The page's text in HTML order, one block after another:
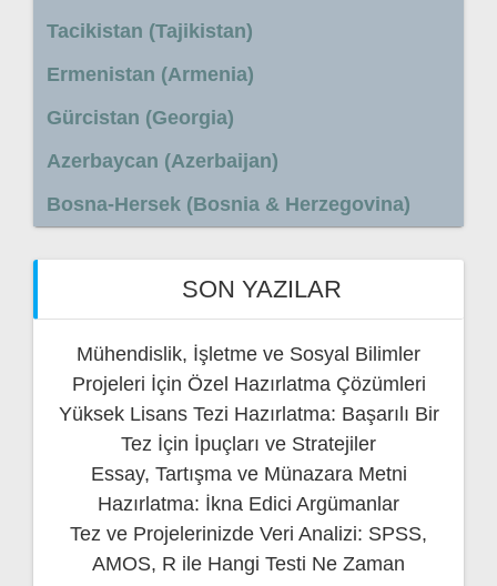
Tacikistan (Tajikistan)
Ermenistan (Armenia)
Gürcistan (Georgia)
Azerbaycan (Azerbaijan)
Bosna-Hersek (Bosnia & Herzegovina)
SON YAZILAR
Mühendislik, İşletme ve Sosyal Bilimler
Projeleri İçin Özel Hazırlatma Çözümleri
Yüksek Lisans Tezi Hazırlatma: Başarılı Bir
Tez İçin İpuçları ve Stratejiler
Essay, Tartışma ve Münazara Metni
Hazırlatma: İkna Edici Argümanlar
Tez ve Projelerinizde Veri Analizi: SPSS,
AMOS, R ile Hangi Testi Ne Zaman